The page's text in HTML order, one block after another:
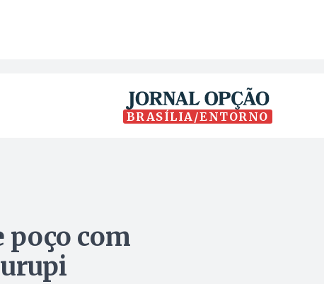
BRASÍLIA/ENTORNO
poço com